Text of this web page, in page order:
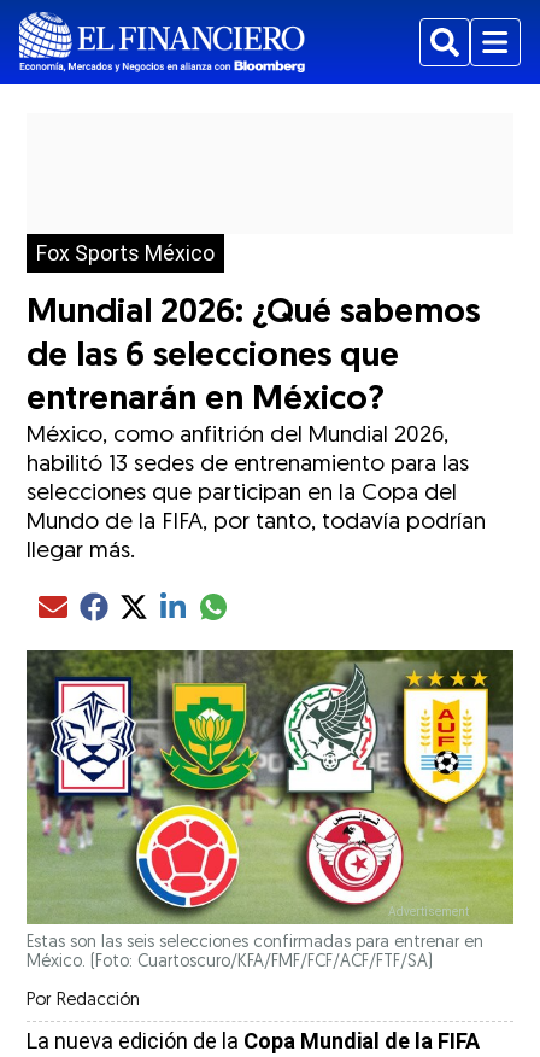
BuscarMenu
Fox Sports México
Mundial 2026: ¿Qué sabemos
de las 6 selecciones que
entrenarán en México?
México, como anfitrión del Mundial 2026,
habilitó 13 sedes de entrenamiento para las
selecciones que participan en la Copa del
Mundo de la FIFA, por tanto, todavía podrían
llegar más.
Compartir el artículo actual mediante Email
Compartir el artículo actual mediante Facebook
Compartir el artículo actual mediante Twitter
Compartir el artículo actual mediante LinkedIn
Compartir el artículo actual mediante
Estas son las seis selecciones confirmadas para entrenar en
México. (Foto: Cuartoscuro/KFA/FMF/FCF/ACF/FTF/SA)
Por Redacción
La nueva edición de la Copa Mundial de la FIFA